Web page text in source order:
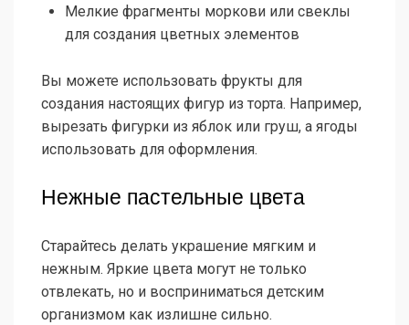
Мелкие фрагменты моркови или свеклы
для создания цветных элементов
Вы можете использовать фрукты для
создания настоящих фигур из торта. Например,
вырезать фигурки из яблок или груш, а ягоды
использовать для оформления.
Нежные пастельные цвета
Старайтесь делать украшение мягким и
нежным. Яркие цвета могут не только
отвлекать, но и восприниматься детским
организмом как излишне сильно.